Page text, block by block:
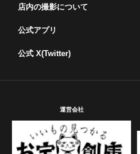
店内の撮影について
公式アプリ
公式 X(Twitter)
運営会社